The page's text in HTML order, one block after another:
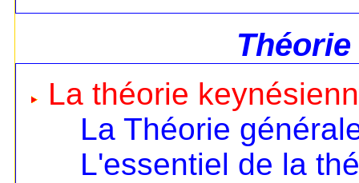
La théorie
La Théorie
L'essentiel de la